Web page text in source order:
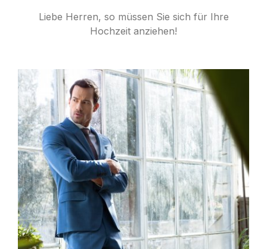
Liebe Herren, so müssen Sie sich für Ihre
Hochzeit anziehen!